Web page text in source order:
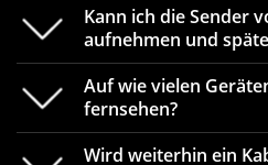
Antennen , einfach über
Netz. Dank dem
empfangen Sie alle TV-
atemberaubender
Geräten.
Bei waipu.tv
Sie auch RTLup, RTL
NITRO,VOX, VOXup, ntv,
plus undGEO Television
Die Sender von RTL
dem TV und auf allen
Kann ich die Sender
aufnehmen und
Auf wie vielen
fernsehen?
Wird weiterhin ein